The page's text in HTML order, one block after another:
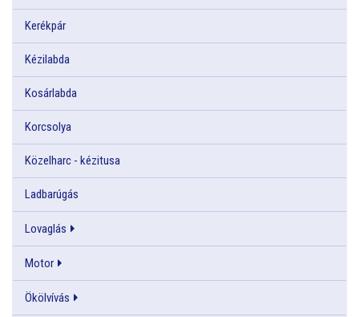
Kerékpár
Kézilabda
Kosárlabda
Korcsolya
Közelharc - kézitusa
Ladbarúgás
Lovaglás
Motor
Ökölvívás